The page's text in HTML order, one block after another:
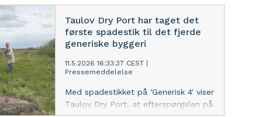
om den igangværende proces for
udvidelse af havnen.
Taulov Dry Port har taget det
første spadestik til det fjerde
generiske byggeri
11.5.2026 16:33:37 CEST
Pressemeddelelse
Med spadestikket på 'Generisk 4' viser
Taulov Dry Port, at efterspørgslen på